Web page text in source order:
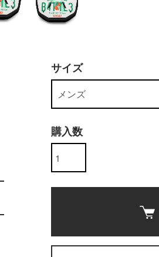
サイズ
購入数